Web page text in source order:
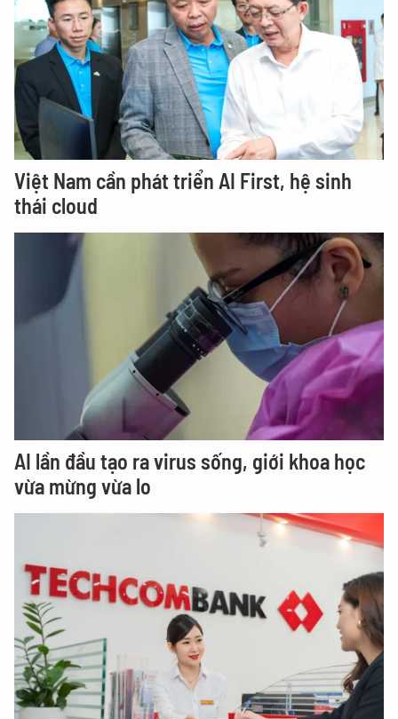
Việt Nam cần phát triển AI First, hệ sinh
thái cloud
AI lần đầu tạo ra virus sống, giới khoa học
vừa mừng vừa lo